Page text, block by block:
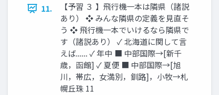
11.
【予習 ３ 】飛行機一本は隣県（諸説
あり） ❖ みんな隣県の定義を見直そ
う ❖ 飛行機一本でいけるなら隣県で
す（諸説あり） ✓ 北海道に関して言
えば...... ✓ 年中 ■ 中部国際→[新千
歳，函館] ✓ 夏便 ■ 中部国際→[旭
川，帯広，女満別，釧路]，小牧→札
幌丘珠 11